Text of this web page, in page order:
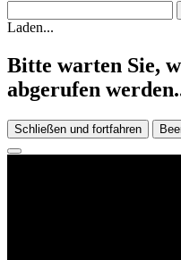
Laden...
Bitte warten Sie,
abgerufen
Schließen und fortfahren